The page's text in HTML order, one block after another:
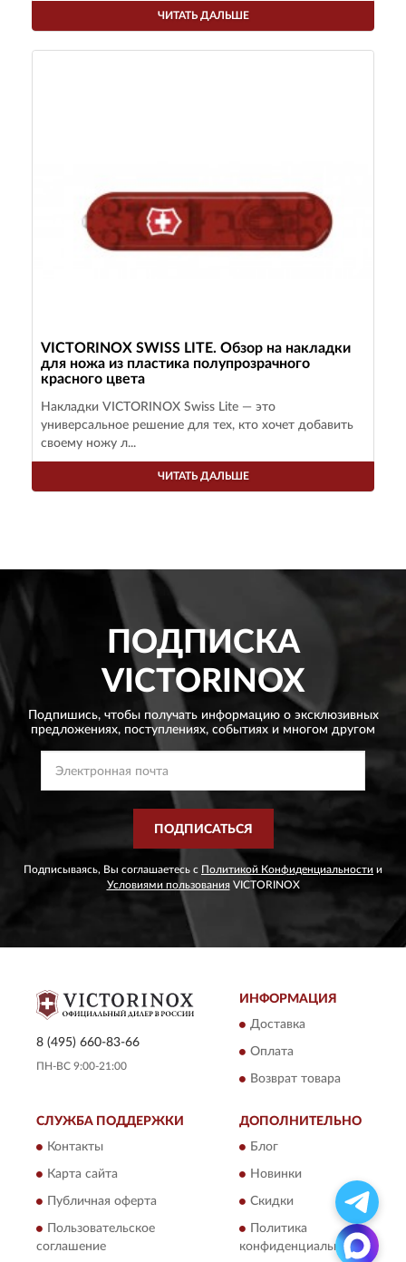
ЧИТАТЬ ДАЛЬШЕ
VICTORINOX SWISS LITE. Обзор на накладки
для ножа из пластика полупрозрачного
красного цвета
Накладки VICTORINOX Swiss Lite — это
универсальное решение для тех, кто хочет добавить
своему ножу л...
ЧИТАТЬ ДАЛЬШЕ
ПОДПИСКА
VICTORINOX
Подпишись, чтобы получать информацию о эксклюзивных
предложениях, поступлениях, событиях и многом другом
ПОДПИСАТЬСЯ
Подписываясь, Вы соглашаетесь с Политикой Конфиденциальности и
Условиями пользованияVICTORINOX
8 (495) 660-83-66
ПН-ВС 9:00-21:00
ИНФОРМАЦИЯ
Доставка
Оплата
Возврат товара
СЛУЖБА ПОДДЕРЖКИ
Контакты
Карта сайта
Публичная оферта
Пользовательское
соглашение
ДОПОЛНИТЕЛЬНО
Блог
Новинки
Скидки
Политика
конфиденциальности